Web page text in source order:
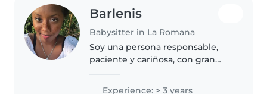
Barlenis
Babysitter in La Romana
Soy una persona responsable,
paciente y cariñosa, con gran
niños. Actualmente estudio
Experience: > 3 years